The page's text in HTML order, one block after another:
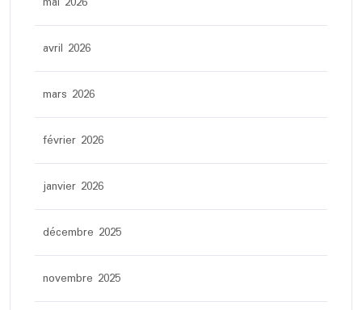
avril 2026
mars 2026
février 2026
janvier 2026
décembre 2025
novembre 2025